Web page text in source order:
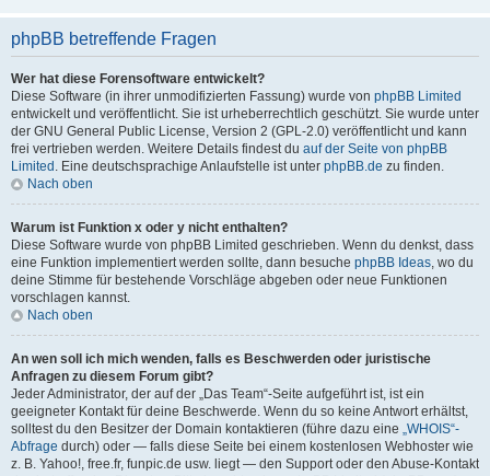
phpBB betreffende Fragen
Wer hat diese Forensoftware entwickelt?
Diese Software (in ihrer unmodifizierten Fassung) wurde von phpBB Limited
entwickelt und veröffentlicht. Sie ist urheberrechtlich geschützt. Sie wurde unter
der GNU General Public License, Version 2 (GPL-2.0) veröffentlicht und kann
frei vertrieben werden. Weitere Details findest du auf der Seite von phpBB
Limited . Eine deutschsprachige Anlaufstelle ist unter phpBB.de zu finden.
Nach oben
Warum ist Funktion x oder y nicht enthalten?
Diese Software wurde von phpBB Limited geschrieben. Wenn du denkst, dass
eine Funktion implementiert werden sollte, dann besuche phpBB Ideas, wo du
deine Stimme für bestehende Vorschläge abgeben oder neue Funktionen
vorschlagen kannst.
Nach oben
An wen soll ich mich wenden, falls es Beschwerden oder juristische
Anfragen zu diesem Forum gibt?
Jeder Administrator, der auf der „Das Team“-Seite aufgeführt ist, ist ein
geeigneter Kontakt für deine Beschwerde. Wenn du so keine Antwort erhältst,
solltest du den Besitzer der Domain kontaktieren (führe dazu eine „WHOIS“-
Abfrage durch) oder — falls diese Seite bei einem kostenlosen Webhoster wie
z. B. Yahoo!, free.fr, funpic.de usw. liegt — den Support oder den Abuse-Kontakt